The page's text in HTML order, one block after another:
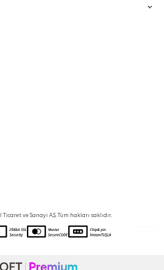
Ticaret ve Sanayi A.Ş. Tüm hakları saklıdır.